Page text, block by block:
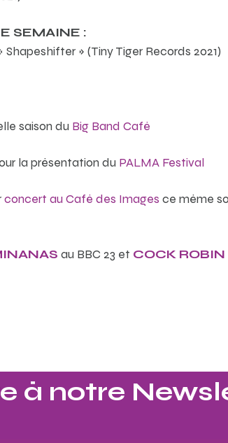
SEMAINE :
Shapeshifter » (Tiny Tiger Records 2021)
saison du Big Band Café
la présentation du PALMA Festival
concert au Café des Images ce même
au BBC 23 et COCK ROBIN
à notre